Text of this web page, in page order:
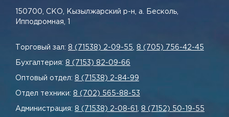
150700, СКО, Кызылжарский р-н, а. Бесколь,
Ипподромная, 1
Торговый зал: 8 (71538) 2-09-55 8 (705) 756-42-45
Бухгалтерия: 8 (7153) 82-09-66
Оптовый отдел: 8 (71538) 2-84-99
Отдел техники: 8 (702) 565-88-53
Администрация: 8 (71538) 2-08-61 8 (7152) 50-19-55